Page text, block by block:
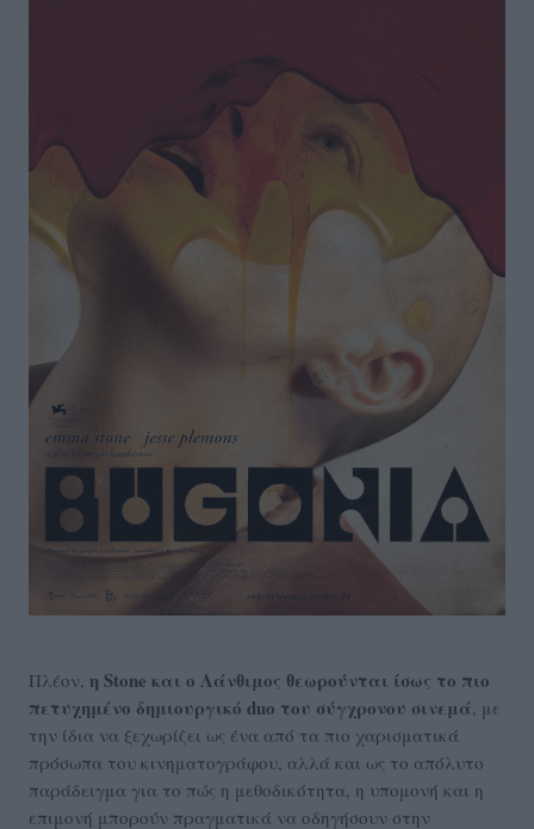
Πλέον, η Stone και ο Λάνθιμος θεωρούνται ίσως το πιο
πετυχημένο δημιουργικό duo του σύγχρονου σινεμά, με
την ίδια να ξεχωρίζει ως ένα από τα πιο χαρισματικά
πρόσωπα του κινηματογράφου, αλλά και ως το απόλυτο
παράδειγμα για το πώς η μεθοδικότητα, η υπομονή και η
επιμονή μπορούν πραγματικά να οδηγήσουν στην